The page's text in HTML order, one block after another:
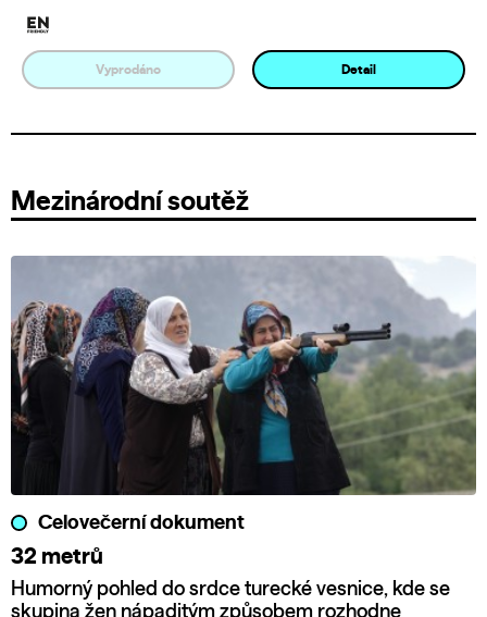
Vyprodáno Detail
Mezinárodní soutěž
Celovečerní dokument
32 metrů
Humorný pohled do srdce turecké vesnice, kde se